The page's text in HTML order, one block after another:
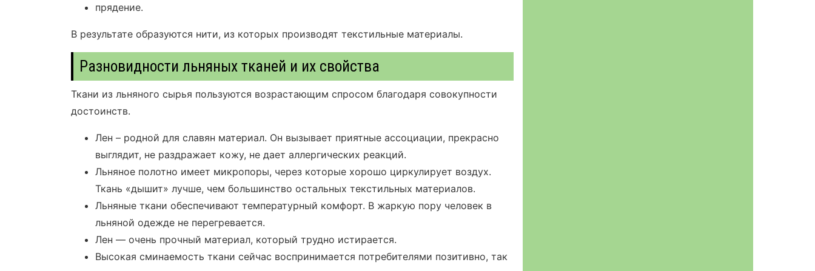
прядение.
В результате образуются нити, из которых производят текстильные материалы.
Разновидности льняных тканей и их свойства
Ткани из льняного сырья пользуются возрастающим спросом благодаря совокупности
достоинств.
Лен – родной для славян материал. Он вызывает приятные ассоциации, прекрасно
выглядит, не раздражает кожу, не дает аллергических реакций.
Льняное полотно имеет микропоры, через которые хорошо циркулирует воздух.
Ткань «дышит» лучше, чем большинство остальных текстильных материалов.
Льняные ткани обеспечивают температурный комфорт. В жаркую пору человек в
льняной одежде не перегревается.
Лен — очень прочный материал, который трудно истирается.
Высокая сминаемость ткани сейчас воспринимается потребителями позитивно, так